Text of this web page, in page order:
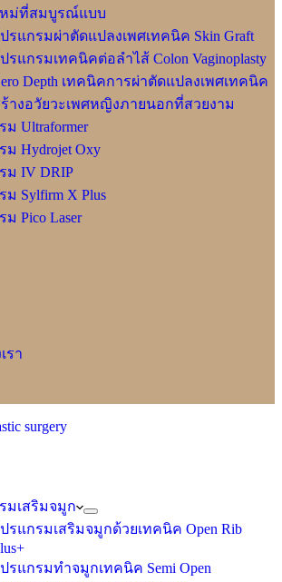
ม่ที่สมบูรณ์แบบ
รแกรมผ่าตัดแปลงเพศเทคนิค Skin Graft
รแกรมเทคนิคต่อลำไส้ Colon Vaginoplasty
Depth เทคนิคการผ่าตัดแปลงเพศเทคนิค
างอวัยวะเพศหญิงภายนอกที่สวยงาม
ม Ultraformer
ม Hydrojet Oxy
ม IV DRIP
ม Sylfirm X Plus
Pico Laser
รา
มเสริมจมูก
รแกรมเสริมจมูกด้วยเทคนิค Open Rib
รแกรมทำจมูกเทคนิค Semi Open